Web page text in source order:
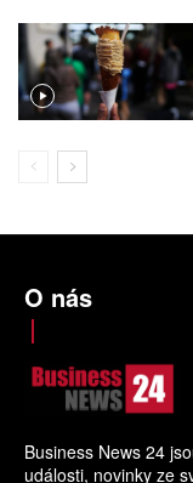
O nás
Business News 24
události, novinky ze